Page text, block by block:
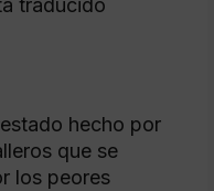
traducido
hecho por
que se
los peores